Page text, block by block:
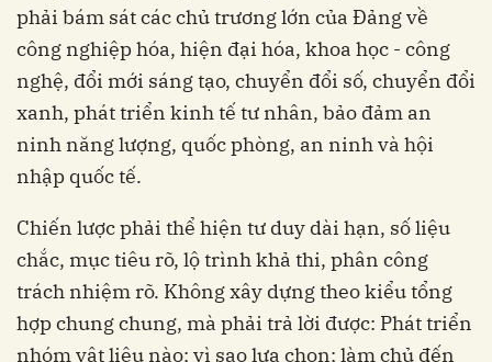
phải bám sát các chủ trương lớn của Đảng về
công nghiệp hóa, hiện đại hóa, khoa học - công
nghệ, đổi mới sáng tạo, chuyển đổi số, chuyển đổi
xanh, phát triển kinh tế tư nhân, bảo đảm an
ninh năng lượng, quốc phòng, an ninh và hội
nhập quốc tế.
Chiến lược phải thể hiện tư duy dài hạn, số liệu
chắc, mục tiêu rõ, lộ trình khả thi, phân công
trách nhiệm rõ. Không xây dựng theo kiểu tổng
hợp chung chung, mà phải trả lời được: Phát triển
nhóm vật liệu nào; vì sao lựa chọn; làm chủ đến